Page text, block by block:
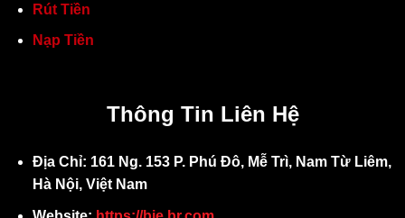
Rút Tiền
Nạp Tiền
Thông Tin Liên Hệ
Địa Chỉ: 161 Ng. 153 P. Phú Đô, Mễ Trì, Nam Từ Liêm,
Hà Nội, Việt Nam